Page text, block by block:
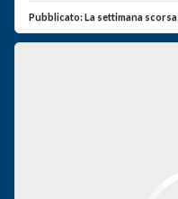
Pubblicato:La settimana scorsa